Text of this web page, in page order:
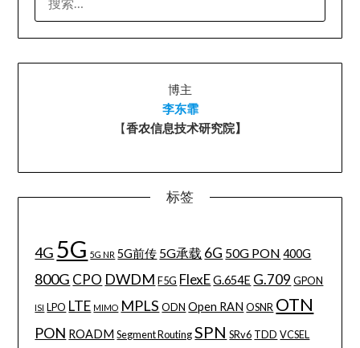
索：
博主
李东霏
【香农信息技术研究院】
标签
4G 5G 5G NR 5G前传 5G承载 6G 50G PON 400G
800G CPO DWDM F5G FlexE G.654E G.709 GPON
ISI LPO LTE MIMO MPLS ODN Open RAN OSNR OTN
PON ROADM Segment Routing SPN SRv6 TDD VCSEL